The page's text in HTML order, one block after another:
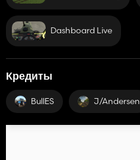
Dashboard Live
Кредиты
BullES J/Andersen